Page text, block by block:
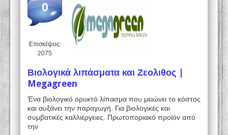
0
Επισκέψεις:
2075
Βιολογικά λιπάσματα και Ζεολιθος |
Megagreen
Ένα βιολογικό ορυκτό λίπασμα που μειώνει το κόστος
και αυξάνει την παραγωγή. Για βιολογικές και
συμβατικές καλλιέργειες. Πρωτοποριακό προϊόν από
την